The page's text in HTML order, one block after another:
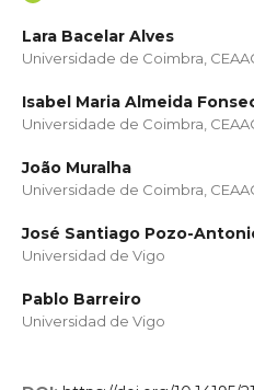
Lara Bacelar Alves
Universidade de Coimbra,
Isabel Maria Almeida
Universidade de Coimbra,
João Muralha
Universidade de Coimbra,
José Santiago Pozo-
Universidad de Vigo
Pablo Barreiro
Universidad de Vigo